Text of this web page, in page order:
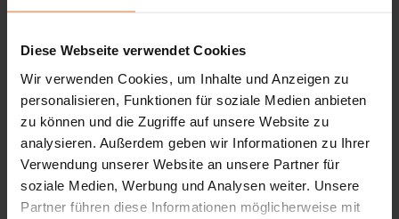
Diese Webseite verwendet Cookies
Wir verwenden Cookies, um Inhalte und Anzeigen zu
personalisieren, Funktionen für soziale Medien anbieten
zu können und die Zugriffe auf unsere Website zu
analysieren. Außerdem geben wir Informationen zu Ihrer
Verwendung unserer Website an unsere Partner für
soziale Medien, Werbung und Analysen weiter. Unsere
Partner führen diese Informationen möglicherweise mit
Technorattan-Geflecht
aus, das den Möbeln
eineneleganten und modernen Charakter
verleiht. Dieses Detail sorgt dafür, dass das Set
leicht, stilvoll und zeitlos wirkt und sich zudem gut
in verschiedene Außenbereiche einfügt.